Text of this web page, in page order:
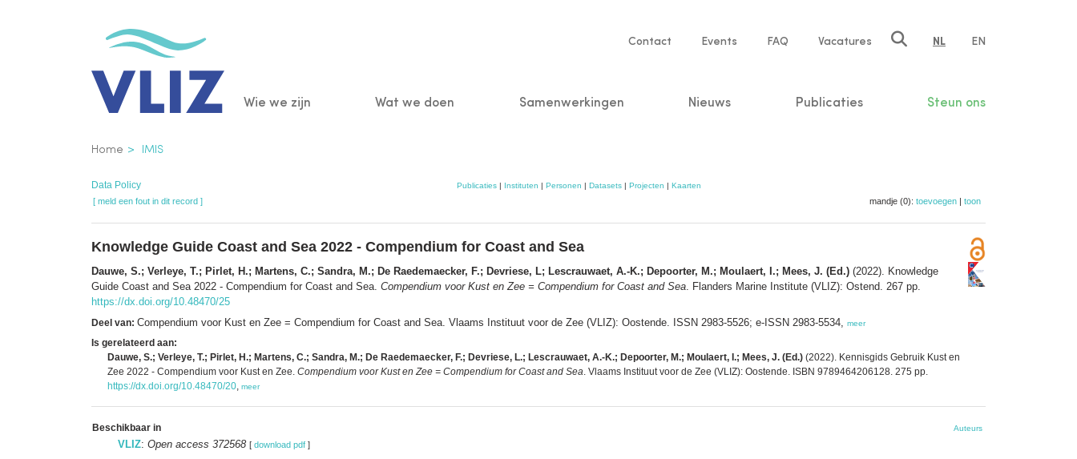
Service
Contact Events FAQ Vacatures NL EN
Main
Wie we zijn Wat we doen Samenwerkingen Nieuws Publicaties Steun ons
Kruimelpad
Home IMIS
Data Policy Publicaties| Instituten | Personen | Datasets| Projecten | Kaarten
[ meld een fout in dit record ] mandje (0): toevoegen | toon
Knowledge Guide Coast and Sea 2022 - Compendium for Coast and Sea
Dauwe, S.; Verleye, T.; Pirlet, H.; Martens, C.; Sandra, M.; De Raedemaecker, F.; Devriese, L; Lescrauwaet, A.-K.; Depoorter, M.; Moulaert, I.; Mees, J. (Ed.) (2022). Knowledge
Guide Coast and Sea 2022 - Compendium for Coast and Sea. Compendium voor Kust en Zee = Compendium for Coast and Sea . Flanders Marine Institute (VLIZ): Ostend. 267 pp.
https://dx.doi.org/10.48470/25
Deel van: Compendium voor Kust en Zee = Compendium for Coast and Sea. Vlaams Instituut voor de Zee (VLIZ): Oostende. ISSN 2983-5526; e-ISSN 2983-5534, meer
Is gerelateerd aan:
Dauwe, S.; Verleye, T.; Pirlet, H.; Martens, C.; Sandra, M.; De Raedemaecker, F.; Devriese, L.; Lescrauwaet, A.-K.; Depoorter, M.; Moulaert, I.; Mees, J. (Ed.) (2022). Kennisgids Gebruik Kust en
Zee 2022 - Compendium voor Kust en Zee. Compendium voor Kust en Zee = Compendium for Coast and Sea. Vlaams Instituut voor de Zee (VLIZ): Oostende. ISBN 9789464206128. 275 pp.
https://dx.doi.org/10.48470/20, meer
Beschikbaar in Auteurs
VLIZ: Open access 372568 [ download pdf ]